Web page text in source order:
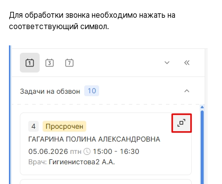
Для обработки звонка необходимо нажать на
соответствующий символ.